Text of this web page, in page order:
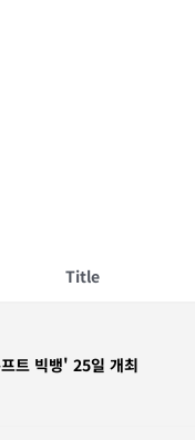
Title
트 빅뱅' 25일 개최